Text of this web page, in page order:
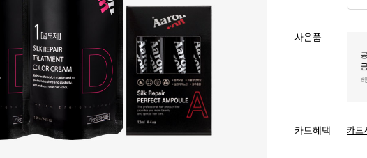
사은품
카드혜택 카드